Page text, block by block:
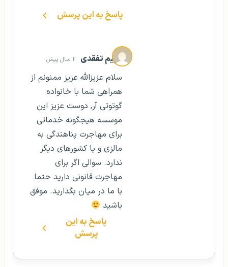
پاسخ به این پرسش
مریم تفقدی ۲ سال پیش
سلام عزیزالله عزیز ممنونم از
همراهی شما با خانواده
گوتوتی آر, دوست عزیز این
موسسه هیجگونه خدماتی
برای مهاجرت پناهندگی به
مالزی و یا کشورهای دیگر
ندارد. سوالی اگر برای
مهاجرت قانونی دارید حتما
با ما در میان بگذارید. موفق
باشید
پاسخ به این
پرسش